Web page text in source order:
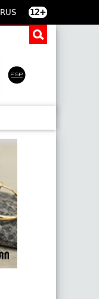
RUS 12+